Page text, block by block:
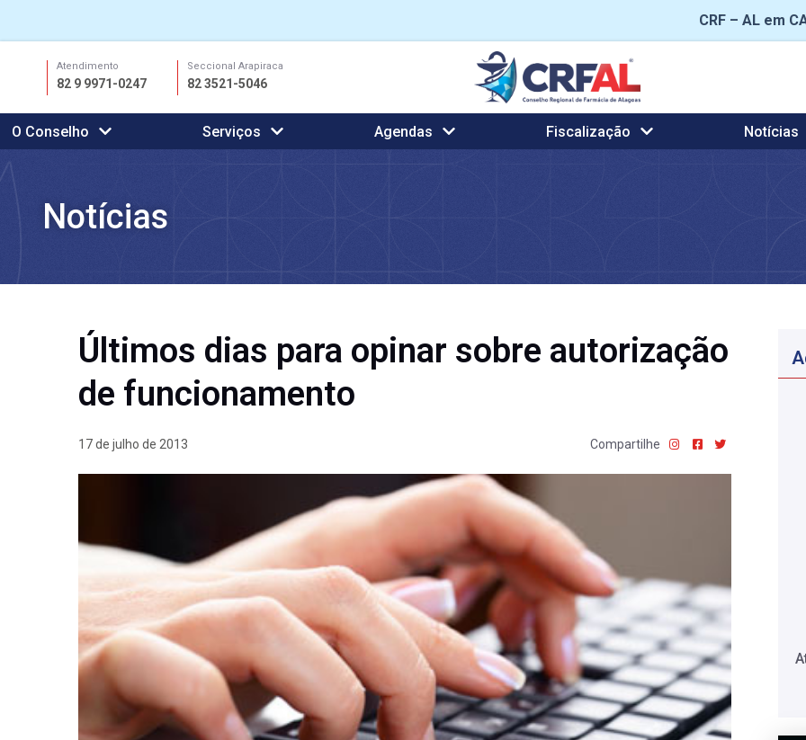
CRF – AL em
conteúdo
Atendimento
82 9 9971-0247
Seccional Arapiraca
82 3521-5046
O Conselho Serviços Agendas Fiscalização Notícias
Notícias
Últimos dias para opinar sobre autorização
de funcionamento
17 de julho de 2013 Compartilhe